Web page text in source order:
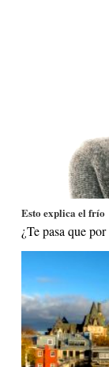
Esto explica el frío
¿Te pasa que